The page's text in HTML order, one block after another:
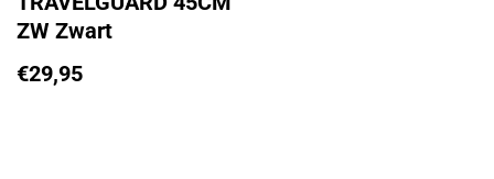
ZW Zwart
€29,95